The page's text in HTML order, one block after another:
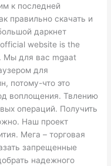
к последней
правильно скачать и
даркнет
website is the
Мы для вас mgaat
для
потому-что это
воплощения. Твлению
операций. Получить
Наш проект
Мега – торговая
запрещенные
надежного